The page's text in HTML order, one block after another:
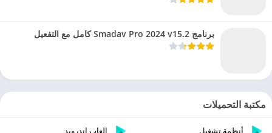
برنامج Smadav Pro 2024 v15.2 كامل مع التفعيل
مكتبة التحميلات
أنظمة تشغيل العاب اندرويد